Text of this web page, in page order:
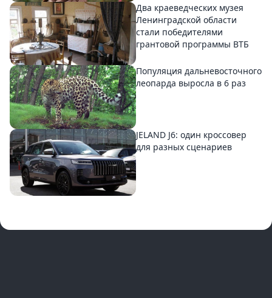
Два краеведческих музея
Ленинградской области
стали победителями
грантовой программы ВТБ
Популяция дальневосточного
леопарда выросла в 6 раз
JELAND J6: один кроссовер
для разных сценариев